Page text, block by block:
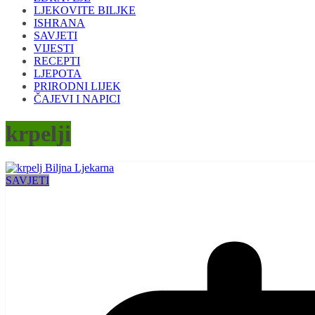
LJEKOVITE BILJKE
ISHRANA
SAVJETI
VIJESTI
RECEPTI
LJEPOTA
PRIRODNI LIJEK
ČAJEVI I NAPICI
krpelji
SAVJETI